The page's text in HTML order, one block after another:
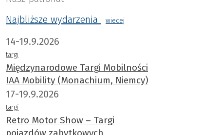
Najbliższe wydarzenia
wiecej
14-19.9.2026
targi
Międzynarodowe Targi Mobilności
IAA Mobility (Monachium, Niemcy)
17-19.9.2026
targi
Retro Motor Show – Targi
pojazdów zabytkowych